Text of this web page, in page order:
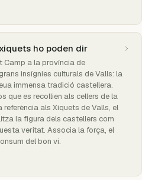
ho poden dir
Camp a la província de
insígnies culturals de Valls: la
immensa tradició castellera.
que es recollien als cellers de la
als Xiquets de Valls, el
la figura dels castellers com
veritat. Associa la força, el
del bon vi.